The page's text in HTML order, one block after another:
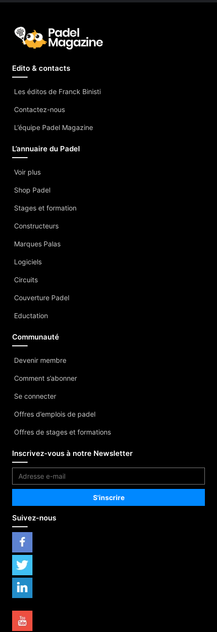
Edito & contacts
Les éditos de Franck Binisti
Contactez-nous
L’équipe Padel Magazine
L’annuaire du Padel
Voir plus
Shop Padel
Stages et formation
Constructeurs
Marques Palas
Logiciels
Circuits
Couverture Padel
Eductation
Communauté
Devenir membre
Comment s’abonner
Se connecter
Offres d’emplois de padel
Offres de stages et formations
Inscrivez-vous à notre Newsletter
Suivez-nous